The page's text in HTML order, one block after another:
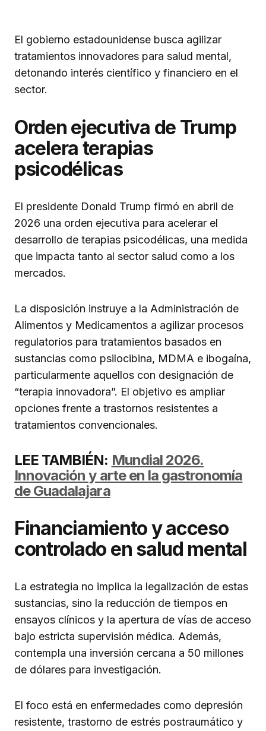
El gobierno estadounidense busca agilizar
tratamientos innovadores para salud mental,
detonando interés científico y financiero en el
sector.
Orden ejecutiva de Trump
acelera terapias
psicodélicas
El presidente Donald Trump firmó en abril de
2026 una orden ejecutiva para acelerar el
desarrollo de terapias psicodélicas, una medida
que impacta tanto al sector salud como a los
mercados.
La disposición instruye a la Administración de
Alimentos y Medicamentos a agilizar procesos
regulatorios para tratamientos basados en
sustancias como psilocibina, MDMA e ibogaína,
particularmente aquellos con designación de
“terapia innovadora”. El objetivo es ampliar
opciones frente a trastornos resistentes a
tratamientos convencionales.
LEE TAMBIÉN: Mundial 2026.
Innovación y arte en la gastronomía
de Guadalajara
Financiamiento y acceso
controlado en salud mental
La estrategia no implica la legalización de estas
sustancias, sino la reducción de tiempos en
ensayos clínicos y la apertura de vías de acceso
bajo estricta supervisión médica. Además,
contempla una inversión cercana a 50 millones
de dólares para investigación.
El foco está en enfermedades como depresión
resistente, trastorno de estrés postraumático y